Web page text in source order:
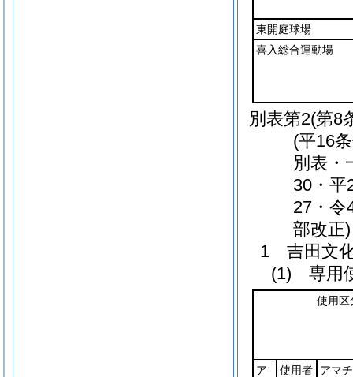
東開庭球場
喜入総合運動場
別表第2(第8
(平16
別表・
30・平
27・令
部改正)
1 吉田文
(1) 専用
使用区
ア
使用者
アマ